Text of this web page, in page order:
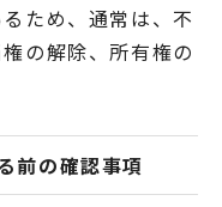
ため、通常は、不
の解除、所有権の
前の確認事項